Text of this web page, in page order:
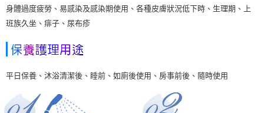
身體過度疲勞、易感染及感染期使用、各種皮膚狀況低下時、生理期、上
班族久坐、痱子、尿布疹
平日保養、沐浴清潔後、睡前、如廁後使用、房事前後、隨時使用